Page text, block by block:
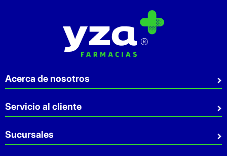
Acerca de nosotros
Quiénes somos
Sostenibilidad
Aviso de privacidad
Servicio al cliente
Preguntas Frecuentes
Contacto
Sucursales